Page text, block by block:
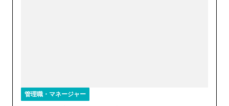
管理職・マネージャー